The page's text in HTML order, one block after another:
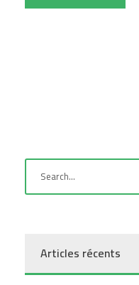
Articles récents